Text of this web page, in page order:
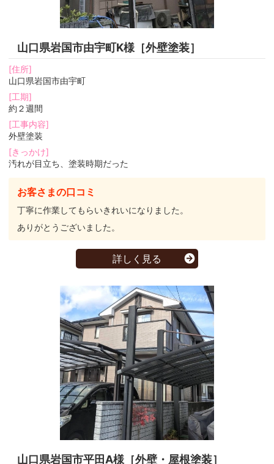
山口県岩国市由宇町K様［外壁塗装］
[住所]
山口県岩国市由宇町
[工期]
約２週間
[工事内容]
外壁塗装
[きっかけ]
汚れが目立ち、塗装時期だった
お客さまの口コミ
丁寧に作業してもらいきれいになりました。
ありがとうございました。
詳しく見る
山口県岩国市平田A様［外壁・屋根塗装］